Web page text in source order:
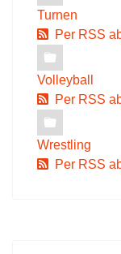
Turnen
Per RSS
Volleyball
Per RSS
Wrestling
Per RSS